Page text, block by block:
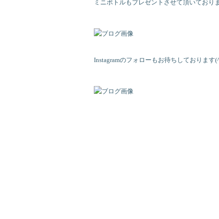
ミニボトルもプレゼントさせて頂いており
Instagramのフォローもお待ちしております